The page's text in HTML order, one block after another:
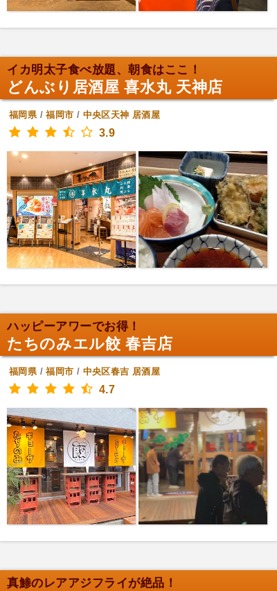
イカ明太子食べ放題、朝食はここ！
どんぶり居酒屋 喜水丸 天神店
福岡県/福岡市 / 中央区天神 居酒屋
3.9
ハッピーアワーでお得！
たちのみエル餃 春吉店
福岡県/福岡市 / 中央区春吉 居酒屋
4.7
真鯵のレアアジフライが絶品！